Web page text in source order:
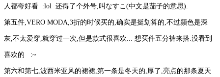
人都夸好看 :lol 还得了个外号,叫なすこ(中文是茄子的意思).
第五件,VERO MODA,3折的时候买的,确实是挺划算的,不过颜色是深
灰,不太爱穿,就穿过一次,但是款式很喜欢... 想买件五分裤来搭.没看到
喜欢的 :~
第六和第七,波西米亚风的裙裙,第一条是冬天的,厚了,亮点的那条夏天